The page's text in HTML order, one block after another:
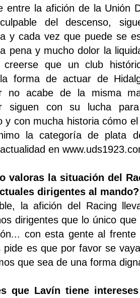
entre la afición de la Unión
del descenso,
y cada vez que puede se
pena y mucho dolor la
que un club
forma de actuar de
no acabe de la misma
siguen con su lucha
y con mucha historia cómo
la categoría de plata
en
valoras la situación del
dirigentes al mando?
la afición del Racing
dirigentes que lo único
con esta gente al
pide es que por favor se
que sea de una forma
que Lavín tiene